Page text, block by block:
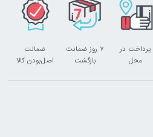
پرداخت در
محل
۷ روز ضمانت
بازگشت
ضمانت
اصل‌بودن کالا